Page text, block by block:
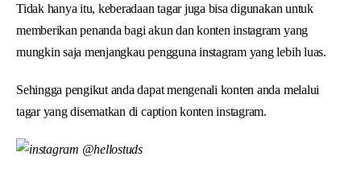
Tidak hanya itu, keberadaan tagar juga bisa digunakan untuk
memberikan penanda bagi akun dan konten instagram yang
mungkin saja menjangkau pengguna instagram yang lebih luas.
Sehingga pengikut anda dapat mengenali konten anda melalui
tagar yang disematkan di caption konten instagram.